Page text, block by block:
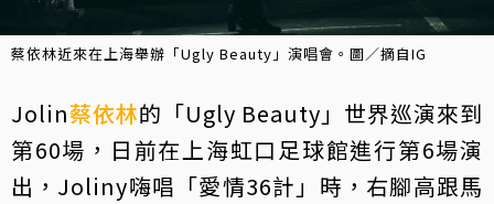
蔡依林近來在上海舉辦「Ugly Beauty」演唱會。圖／摘自IG
Jolin蔡依林的「Ugly Beauty」世界巡演來到
第60場，日前在上海虹口足球館進行第6場演
出，Joliny嗨唱「愛情36計」時，右腳高跟馬